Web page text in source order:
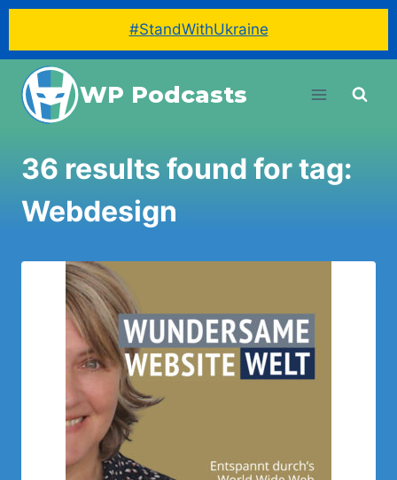
#StandWithUkraine
content
WP Podcasts
36 results found for tag:
Webdesign